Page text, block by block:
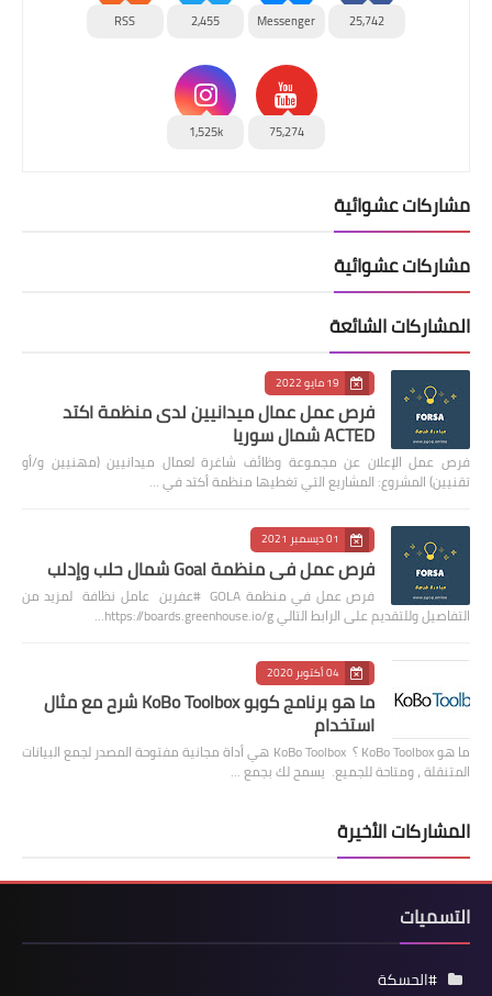
25,742
Messenger
2,455
RSS
75,274
1,525k
مشاركات عشوائية
مشاركات عشوائية
المشاركات الشائعة
19 مايو 2022
فرص عمل عمال ميدانيين لدى منظمة اكتد
ACTED شمال سوريا
فرص عمل الإعلان عن مجموعة وظائف شاغرة لعمال ميدانيين (مهنيين و/أو
تقنيين) المشروع: المشاريع التي تغطيها منظمة أكتد في …
01 ديسمبر 2021
فرص عمل في منظمة Goal شمال حلب وإدلب
فرص عمل في منظمة GOLA #عفرين عامل نظافة لمزيد من
التفاصيل وللتقديم على الرابط التالي https://boards.greenhouse.io/g…
04 أكتوبر 2020
ما هو برنامج كوبو KoBo Toolbox شرح مع مثال
استخدام
ما هو KoBo Toolbox ؟ KoBo Toolbox هي أداة مجانية مفتوحة المصدر لجمع البيانات
المتنقلة ، ومتاحة للجميع. يسمح لك بجمع …
المشاركات الأخيرة
التسميات
#الحسكة